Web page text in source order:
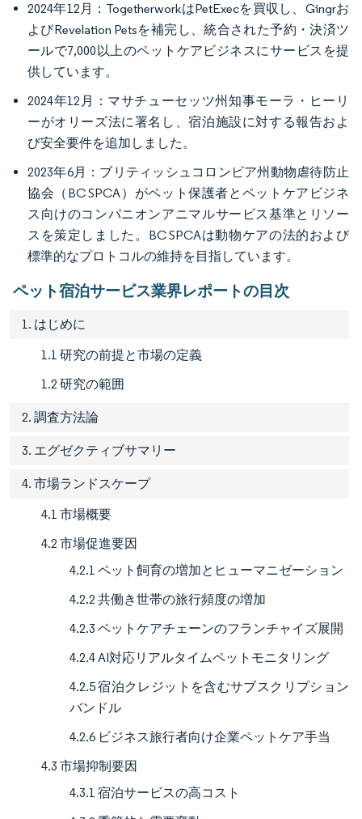
2024年12月：TogetherworkはPetExecを買収し、Gingrお
よびRevelation Petsを補完し、統合された予約・決済ツ
ールで7,000以上のペットケアビジネスにサービスを提
供しています。
2024年12月：マサチューセッツ州知事モーラ・ヒーリ
ーがオリーズ法に署名し、宿泊施設に対する報告およ
び安全要件を追加しました。
2023年6月：ブリティッシュコロンビア州動物虐待防止
協会（BC SPCA）がペット保護者とペットケアビジネ
ス向けのコンパニオンアニマルサービス基準とリソー
スを策定しました。BC SPCAは動物ケアの法的および
標準的なプロトコルの維持を目指しています。
ペット宿泊サービス業界レポートの目次
1. はじめに
1.1 研究の前提と市場の定義
1.2 研究の範囲
2. 調査方法論
3. エグゼクティブサマリー
4. 市場ランドスケープ
4.1 市場概要
4.2 市場促進要因
4.2.1 ペット飼育の増加とヒューマニゼーション
4.2.2 共働き世帯の旅行頻度の増加
4.2.3 ペットケアチェーンのフランチャイズ展開
4.2.4 AI対応リアルタイムペットモニタリング
4.2.5 宿泊クレジットを含むサブスクリプション
バンドル
4.2.6 ビジネス旅行者向け企業ペットケア手当
4.3 市場抑制要因
4.3.1 宿泊サービスの高コスト